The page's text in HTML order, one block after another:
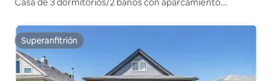
Superanfitrión
Superanfitrión